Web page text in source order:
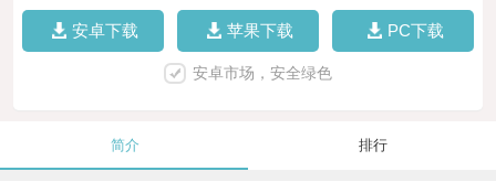
安卓下载 苹果下载 PC下载
安卓市场，安全绿色
简介 排行